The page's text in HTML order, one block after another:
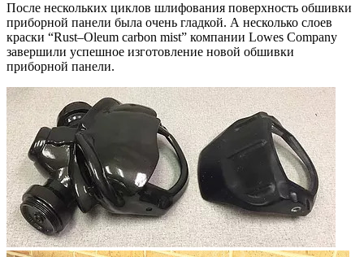
После нескольких циклов шлифования поверхность обшивки
приборной панели была очень гладкой. А несколько слоев
краски “Rust–Oleum carbon mist” компании Lowes Company
завершили успешное изготовление новой обшивки
приборной панели.